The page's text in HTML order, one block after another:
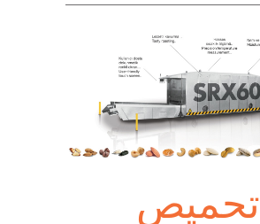
تحميص